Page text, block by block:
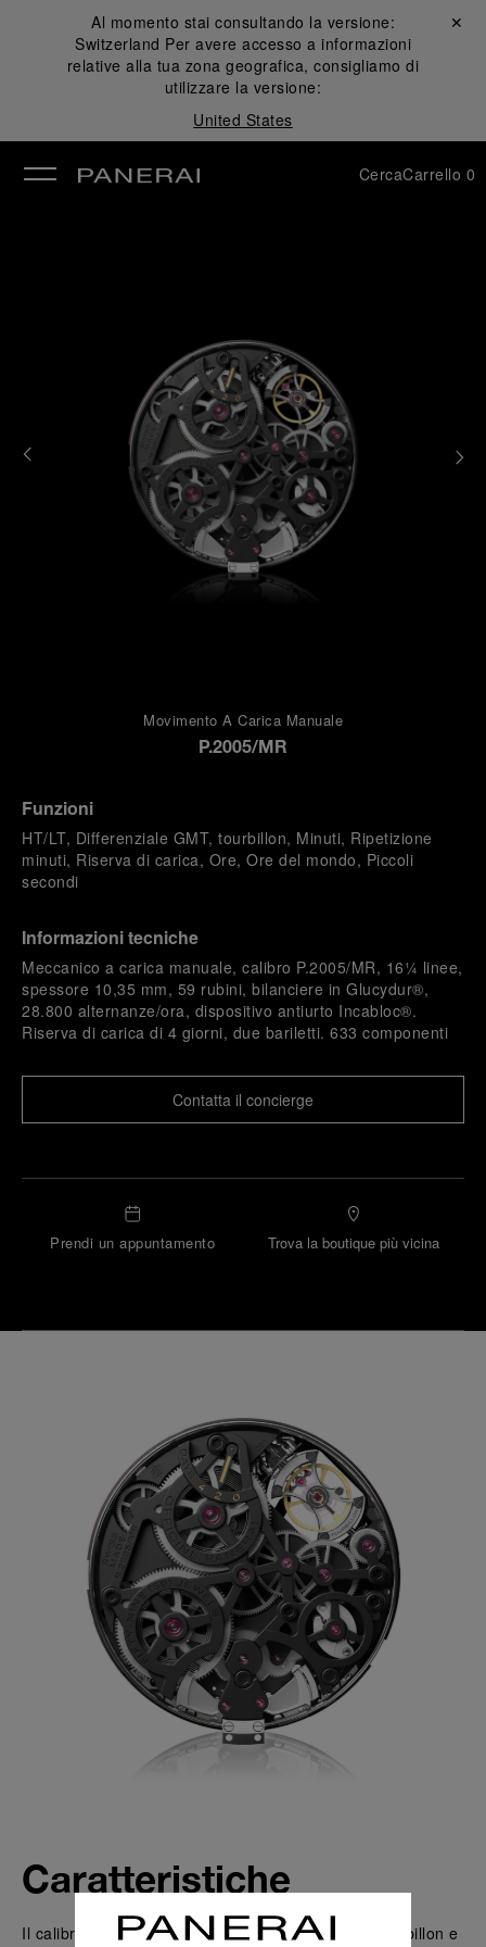
Al momento stai consultando la versione:
Switzerland Per avere accesso a informazioni
relative alla tua zona geografica, consigliamo di
utilizzare la versione:
United States
Chiudi ✕
CercaCarrello 0
Movimento A Carica Manuale
P.2005/MR
Funzioni
HT/LT, Differenziale GMT, tourbillon, Minuti, Ripetizione
minuti, Riserva di carica, Ore, Ore del mondo, Piccoli
secondi
Informazioni tecniche
Meccanico a carica manuale, calibro P.2005/MR, 16¼ linee,
spessore 10,35 mm, 59 rubini, bilanciere in Glucydur®,
28.800 alternanze/ora, dispositivo antiurto Incabloc®.
Riserva di carica di 4 giorni, due bariletti. 633 componenti
Contatta il concierge
Prendi un appuntamento Trova la boutique più vicina
Caratteristiche
Il calibro P.2005/MR è dotato di un regolatore a tourbillon e